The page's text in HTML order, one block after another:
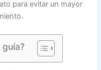
para evitar un mayor